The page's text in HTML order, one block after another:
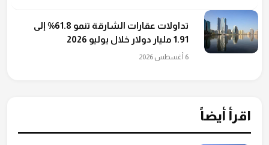
تداولات عقارات الشارقة تنمو 61.8% إلى
1.91 مليار دولار خلال يوليو 2026
6 أغسطس 2026
اقرأ أيضاً